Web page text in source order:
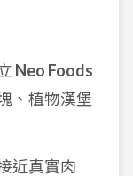
Neo Foods
、植物漢堡
近真實肉